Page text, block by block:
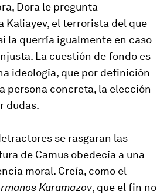
Dora le pregunta
Kaliayev, el terrorista del que
la querría igualmente en caso
La cuestión de fondo es
ideología, que por definición
persona concreta, la elección
dudas.
se rasgaran las
de Camus obedecía a una
moral. Creía, como el
Karamazov, que el fin no